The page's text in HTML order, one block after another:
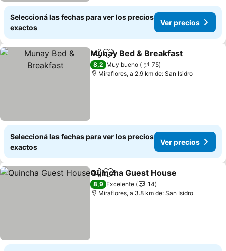
Seleccioná las fechas para ver los precios
exactos
Ver precios
CompartirAñadir a favoritos
Munay Bed & Breakfast
8,2 Muy bueno
75
Miraflores, a 2.9 km de: San Isidro
Seleccioná las fechas para ver los precios
exactos
Ver precios
CompartirAñadir a favoritos
Quincha Guest House
8,9 Excelente
14
Miraflores, a 3.8 km de: San Isidro